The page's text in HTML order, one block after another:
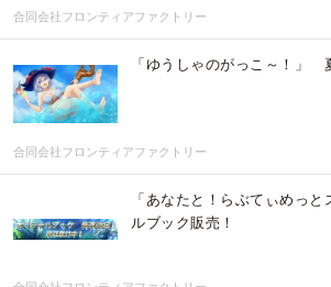
合同会社フロンティアファクトリー
「ゆうしゃのがっこ～！」
合同会社フロンティアファクトリー
「あなたと！らぶてぃめっ
ルブック販売！